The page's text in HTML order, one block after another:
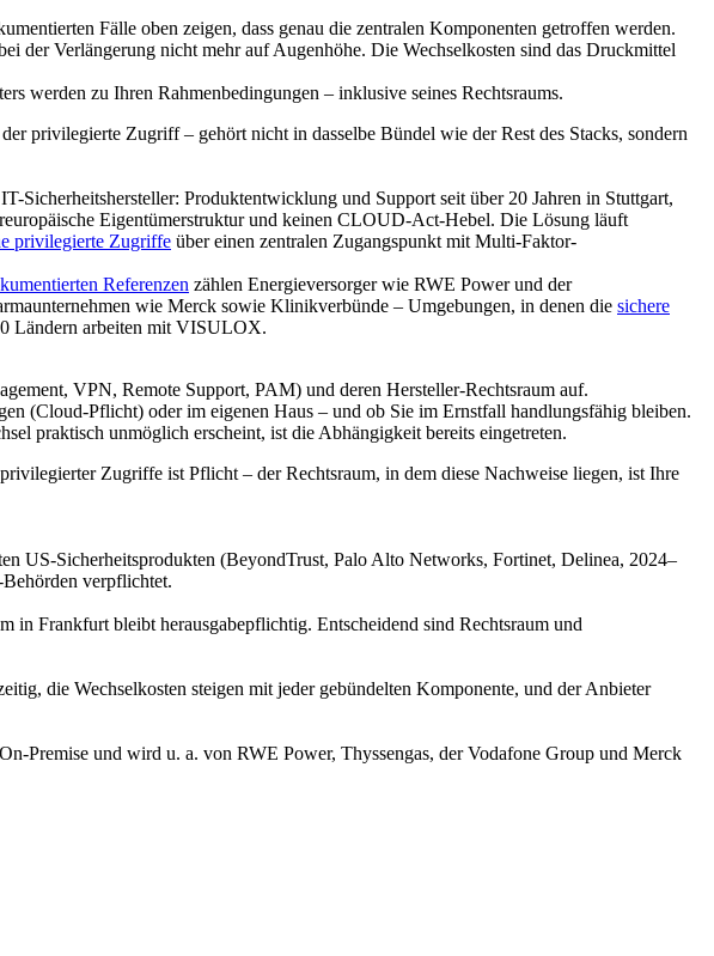
Fälle oben zeigen, dass genau die zentralen Komponenten getroffen werden.
der Verlängerung nicht mehr auf Augenhöhe. Die Wechselkosten sind das Druckmittel
werden zu Ihren Rahmenbedingungen – inklusive seines Rechtsraums.
privilegierte Zugriff – gehört nicht in dasselbe Bündel wie der Rest des Stacks, sondern
Sicherheitshersteller: Produktentwicklung und Support seit über 20 Jahren in Stuttgart,
Eigentümerstruktur und keinen CLOUD-Act-Hebel. Die Lösung läuft
privilegierte Zugriffe über einen zentralen Zugangspunkt mit Multi-Faktor-
Referenzen zählen Energieversorger wie RWE Power und der
wie Merck sowie Klinikverbünde – Umgebungen, in denen die sichere
Ländern arbeiten mit VISULOX.
VPN, Remote Support, PAM) und deren Hersteller-Rechtsraum auf.
(Cloud-Pflicht) oder im eigenen Haus – und ob Sie im Ernstfall handlungsfähig bleiben.
praktisch unmöglich erscheint, ist die Abhängigkeit bereits eingetreten.
Zugriffe ist Pflicht – der Rechtsraum, in dem diese Nachweise liegen, ist Ihre
US-Sicherheitsprodukten (BeyondTrust, Palo Alto Networks, Fortinet, Delinea, 2024–
verpflichtet.
Frankfurt bleibt herausgabepflichtig. Entscheidend sind Rechtsraum und
die Wechselkosten steigen mit jeder gebündelten Komponente, und der Anbieter
Premise und wird u. a. von RWE Power, Thyssengas, der Vodafone Group und Merck